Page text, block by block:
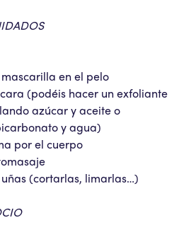
en el pelo
(podéis hacer un exfoliante
azúcar y aceite o
y agua)
por el cuerpo
(cortarlas, limarlas…)